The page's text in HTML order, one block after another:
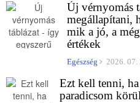
Új vérnyomás
megállapítani,
mik a jó, a
értékek
Egészség 2026. 07.
Ezt kell tenni,
paradicsom